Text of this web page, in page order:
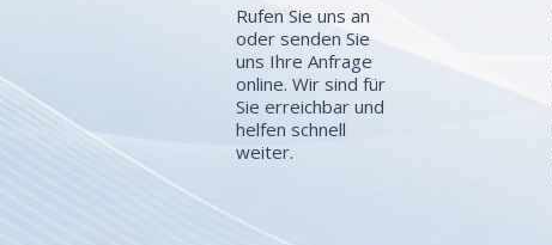
Rufen Sie uns an
oder senden Sie
uns Ihre Anfrage
online. Wir sind für
Sie erreichbar und
helfen schnell
weiter.